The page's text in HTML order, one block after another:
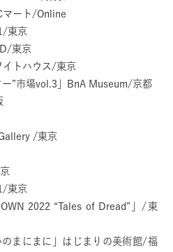
マート/Online
東京
東京
イトハウス/東京
ー”市場vol.3」BnA Museum/京都
/東京
東京
2022 “Tales of Dread”」/東
まにまに」はじまりの美術館/福